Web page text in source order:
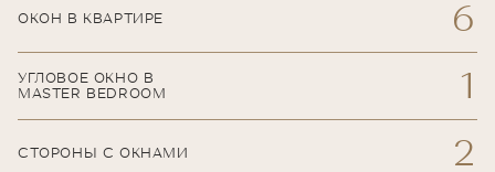
6
ОКОН В КВАРТИРЕ
1
УГЛОВОЕ ОКНО В
MASTER BEDROOM
2
СТОРОНЫ С ОКНАМИ